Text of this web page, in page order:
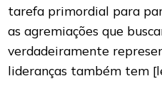
tarefa primordial para
as agremiações que
verdadeiramente
lideranças também tem